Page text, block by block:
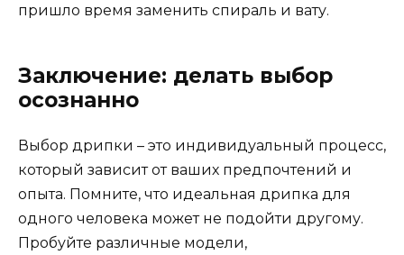
пришло время заменить спираль и вату.
Заключение: делать выбор
осознанно
Выбор дрипки – это индивидуальный процесс,
который зависит от ваших предпочтений и
опыта. Помните, что идеальная дрипка для
одного человека может не подойти другому.
Пробуйте различные модели,